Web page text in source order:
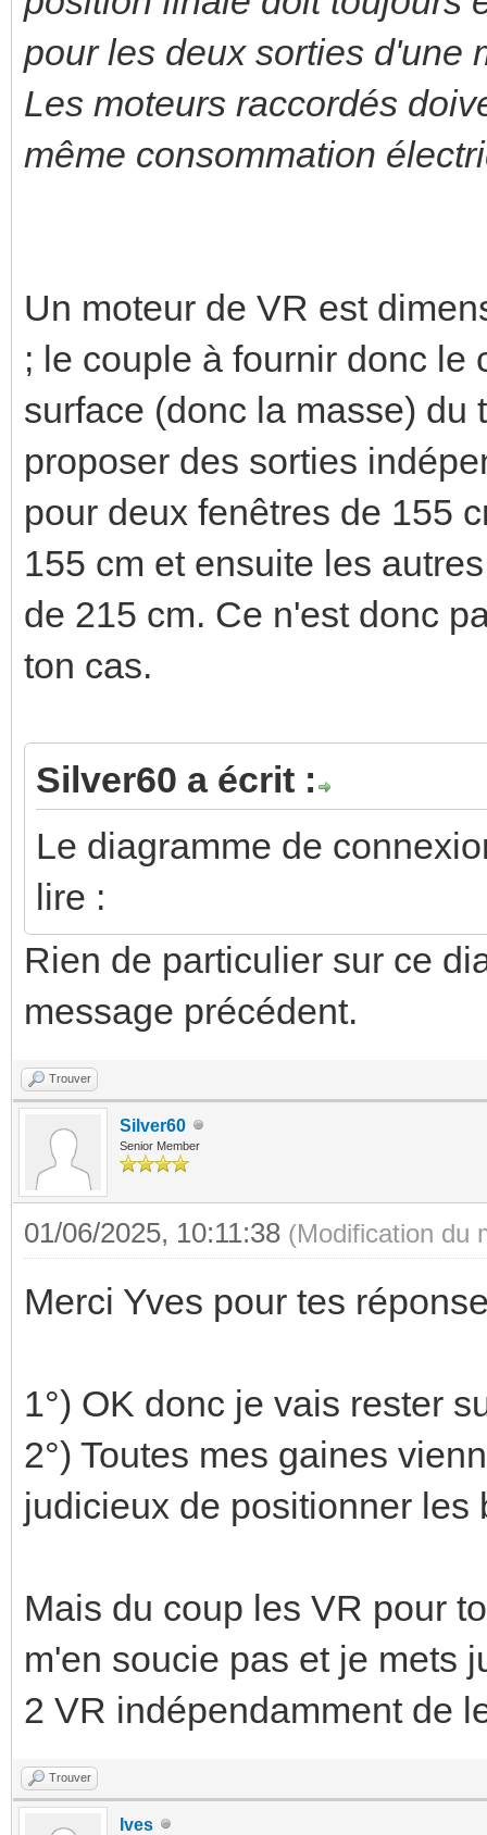
pour les deux sorties d'une
Les moteurs raccordés
même consommation
Un moteur de VR est
; le couple à fournir donc le
surface (donc la masse) du
proposer des sorties
pour deux fenêtres de 155
155 cm et ensuite les
de 215 cm. Ce n'est donc
ton cas.
Silver60 a écrit :
Le diagramme de
lire :
Rien de particulier sur ce
message précédent.
Trouver
Silver60
Senior Member
01/06/2025, 10:11:38 (Modification du
Merci Yves pour tes
1°) OK donc je vais rester
2°) Toutes mes gaines
judicieux de positionner
Mais du coup les VR pour
m'en soucie pas et je mets
2 VR indépendamment de
Trouver
Ives